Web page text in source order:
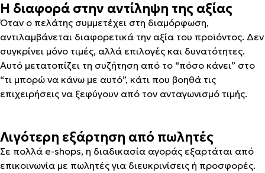
Η διαφορά στην αντίληψη της αξίας
Όταν ο πελάτης συμμετέχει στη διαμόρφωση,
αντιλαμβάνεται διαφορετικά την αξία του προϊόντος. Δεν
συγκρίνει μόνο τιμές, αλλά επιλογές και δυνατότητες.
Αυτό μετατοπίζει τη συζήτηση από το “πόσο κάνει” στο
“τι μπορώ να κάνω με αυτό”, κάτι που βοηθά τις
επιχειρήσεις να ξεφύγουν από τον ανταγωνισμό τιμής.
Λιγότερη εξάρτηση από πωλητές
Σε πολλά e-shops, η διαδικασία αγοράς εξαρτάται από
επικοινωνία με πωλητές για διευκρινίσεις ή προσφορές.